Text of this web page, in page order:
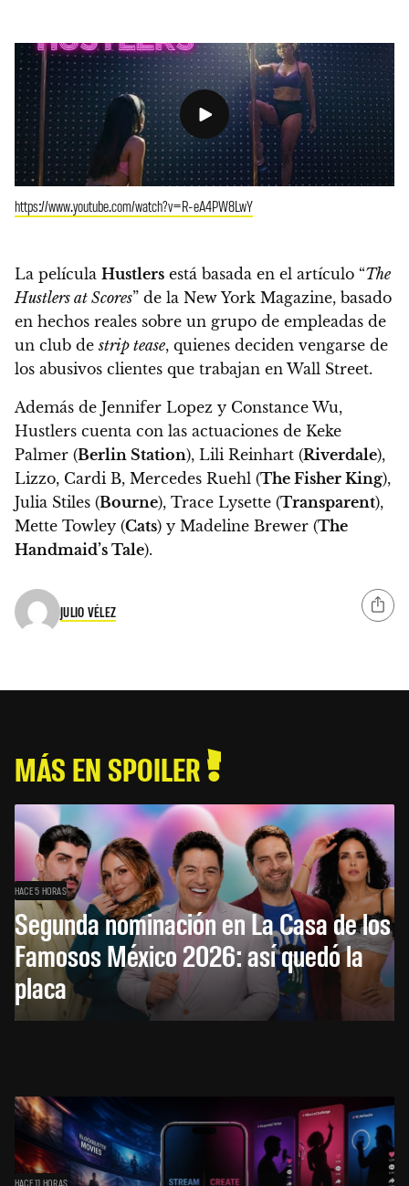
https://www.youtube.com/watch?v=R-eA4PW8LwY
La película Hustlers está basada en el artículo “The
Hustlers at Scores” de la New York Magazine, basado
en hechos reales sobre un grupo de empleadas de
un club destrip tease, quienes deciden vengarse de
los abusivos clientes que trabajan en Wall Street.
Además de Jennifer Lopez y Constance Wu,
Hustlers cuenta con las actuaciones de Keke
Palmer (Berlin Station), Lili Reinhart (Riverdale),
Lizzo, Cardi B, Mercedes Ruehl (The Fisher King),
Julia Stiles (Bourne), Trace Lysette (Transparent),
Mette Towley (Cats) y Madeline Brewer (The
Handmaid’s Tale).
JULIO VÉLEZ
MÁS EN SPOILER
HACE 5 HORAS
Segunda nominación en La Casa de los
Famosos México 2026: así quedó la
placa
HACE 11 HORAS